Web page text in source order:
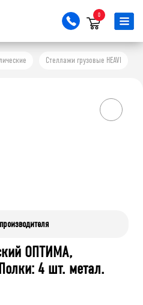
0
Стеллажи грузовые HEAVI
ОПТИМА,
4 шт. метал.